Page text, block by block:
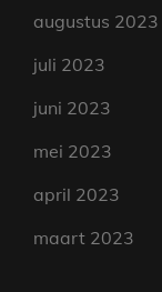
augustus 2023
juli 2023
juni 2023
mei 2023
april 2023
maart 2023